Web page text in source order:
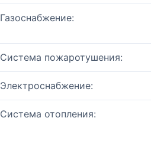
Газоснабжение:
Система пожаротушения:
Электроснабжение:
Система отопления: